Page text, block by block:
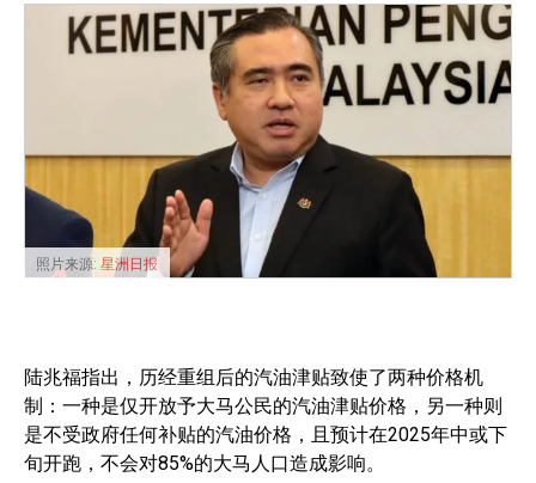
照片来源: 星洲日报
陆兆福指出，历经重组后的汽油津贴致使了两种价格机
制：一种是仅开放予大马公民的汽油津贴价格，另一种则
是不受政府任何补贴的汽油价格，且预计在2025年中或下
旬开跑，不会对85%的大马人口造成影响。